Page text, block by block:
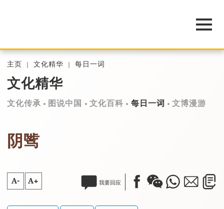
主页 文化精华 每日一词
文化精华
文化传承 图说中国 文化百科 每日一词 文博漫游
阴骘
A- A+ 我要回应